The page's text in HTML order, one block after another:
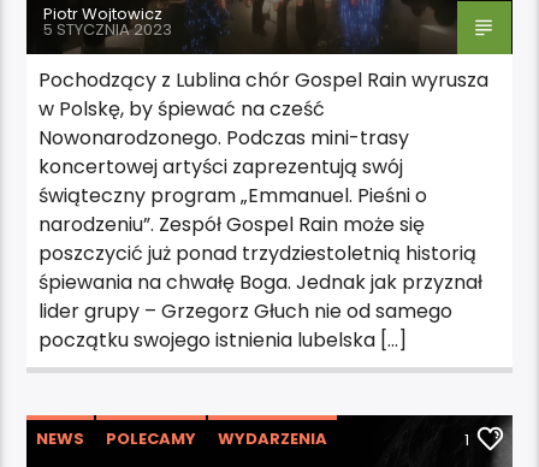
Piotr Wojtowicz
5 STYCZNIA 2023
Pochodzący z Lublina chór Gospel Rain wyrusza
w Polskę, by śpiewać na cześć
Nowonarodzonego. Podczas mini-trasy
koncertowej artyści zaprezentują swój
świąteczny program „Emmanuel. Pieśni o
narodzeniu”. Zespół Gospel Rain może się
poszczycić już ponad trzydziestoletnią historią
śpiewania na chwałę Boga. Jednak jak przyznał
lider grupy – Grzegorz Głuch nie od samego
początku swojego istnienia lubelska […]
NEWS POLECAMY WYDARZENIA 1